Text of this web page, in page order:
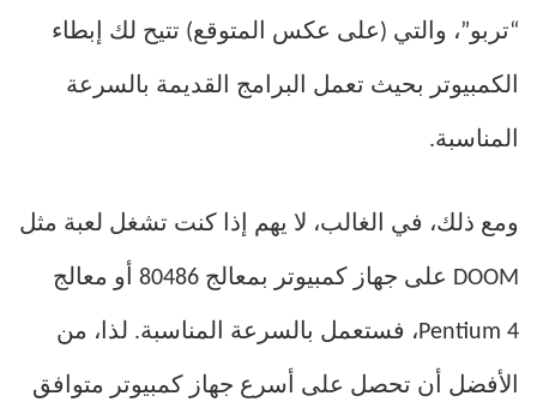
“تربو”، والتي (على عكس المتوقع) تتيح لك إبطاء
الكمبيوتر بحيث تعمل البرامج القديمة بالسرعة
المناسبة.
ومع ذلك، في الغالب، لا يهم إذا كنت تشغل لعبة مثل
DOOM على جهاز كمبيوتر بمعالج 80486 أو معالج
Pentium 4، فستعمل بالسرعة المناسبة. لذا، من
الأفضل أن تحصل على أسرع جهاز كمبيوتر متوافق